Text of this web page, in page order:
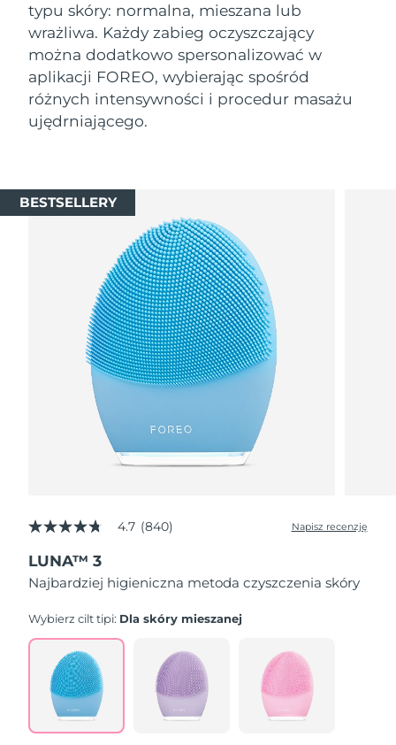
typu skóry: normalna, mieszana lub
wrażliwa. Każdy zabieg oczyszczający
można dodatkowo spersonalizować w
aplikacji FOREO, wybierając spośród
różnych intensywności i procedur masażu
ujędrniającego.
BESTSELLERY
4.7
5
gwiazdek,
średnia
oceny.
840
Reviews.
Łącze
samej
strony.
4.7 (840) Napisz recenzję
LUNA™ 3
Najbardziej higieniczna metoda czyszczenia skóry
Wybierz cilt tipi: Dla skóry mieszanej